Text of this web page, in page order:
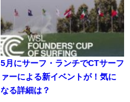
5月にサーフ・ランチでCTサーフ
ァーによる新イベントが！気に
なる詳細は？